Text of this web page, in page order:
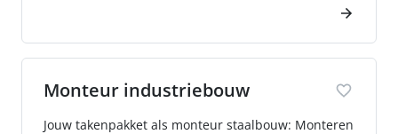
Monteur industriebouw
Jouw takenpakket als monteur staalbouw: Monteren